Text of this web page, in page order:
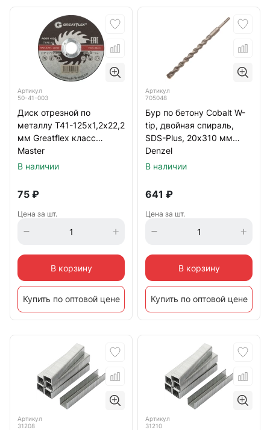
Артикул
50-41-003
Диск отрезной по
металлу Т41-125х1,2х22,2
мм Greatflex класс
Master
В наличии
75 ₽
Цена за шт.
В корзину
Купить по оптовой цене
Артикул
705048
Бур по бетону Cobalt W-
tip, двойная спираль,
SDS-Plus, 20х310 мм
Denzel
В наличии
641 ₽
Цена за шт.
В корзину
Купить по оптовой цене
Артикул
31208
Артикул
31210